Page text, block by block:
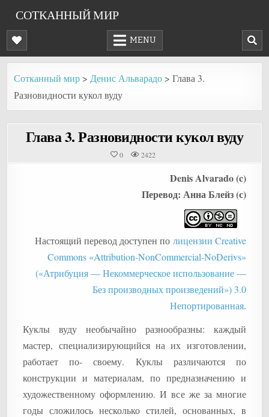
content
СОТКАННЫЙ МИР
MENU
Сотканный мир > Денис Альварадо >Глава 3.
Разновидности кукол вуду
Глава 3. Разновидности кукол вуду
0 2422
Denis Alvarado (c)
Перевод: Анна Блейз (с)
Настоящий перевод доступен по лицензии Creative
Commons «Attribution-NonCommercial-NoDerivs»
(«Атрибуция — Некоммерческое использование —
Без производных произведений») 3.0
Непортированная.
Куклы вуду необычайно разнообразны: каждый
мастер, специализирующийся на их изготовлении,
работает по- своему. Куклы различаются по
конструкции и материалам, по предназначению и
художественному оформлению. И все же за многие
годы сложилось несколько стилей, основанных, в